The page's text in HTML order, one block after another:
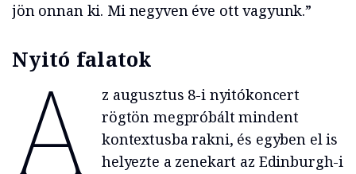
jön onnan ki. Mi negyven éve ott vagyunk.”
Nyitó falatok
A
z augusztus 8-i nyitókoncert
rögtön megpróbált mindent
kontextusba rakni, és egyben el is
helyezte a zenekart az Edinburgh-i